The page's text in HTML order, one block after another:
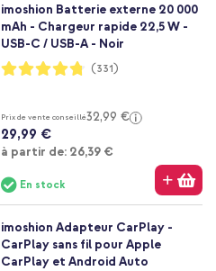
imoshion Batterie externe 20 000
mAh - Chargeur rapide 22,5 W -
USB-C / USB-A - Noir
Notation:
95%
(331)
Prix de vente conseillé32,99 €
29,99 €
à partir de: À partir de
26,39 €
En stock
imoshion Adapteur CarPlay -
CarPlay sans fil pour Apple
CarPlay et Android Auto